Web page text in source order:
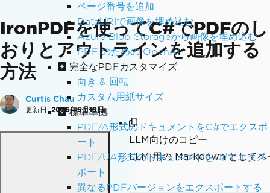
ページ番号を追加
DataURIで画像を埋め込む
Azure Blob Storageから画像を埋め込む
PDF のための OpenAI
完全なPDFカスタマイズ
向き & 回転
カスタム用紙サイズ
標準準拠
PDF/A形式のドキュメントをC#でエクスポ
ート
PDF/UA形式のドキュメントをC#でエクス
ポート
異なるPDFバージョンをエクスポートする
IronPDFを使ってC#でPDFのし
おりとアウトラインを追加する
方法
Curtis Chau
更新日: 2026年5月19日
LLM向けのコピー
LLM 用の Markdown としてペ